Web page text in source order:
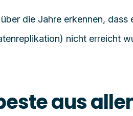
die Jahre erkennen, dass
nicht erreicht
aus